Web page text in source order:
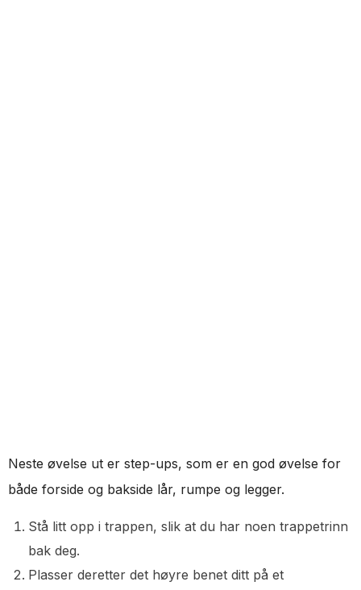
Neste øvelse ut er step-ups, som er en god øvelse for
både forside og bakside lår, rumpe og legger.
Stå litt opp i trappen, slik at du har noen trappetrinn
bak deg.
Plasser deretter det høyre benet ditt på et